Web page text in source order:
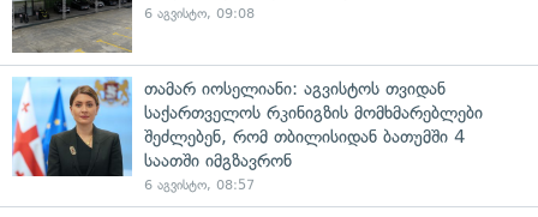
6 აგვისტო, 09:08
თამარ იოსელიანი: აგვისტოს თვიდან
საქართველოს რკინიგზის მომხმარებლები
შეძლებენ, რომ თბილისიდან ბათუმში 4
საათში იმგზავრონ
6 აგვისტო, 08:57